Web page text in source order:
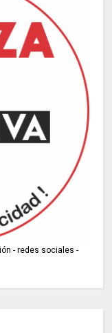
- redes sociales -